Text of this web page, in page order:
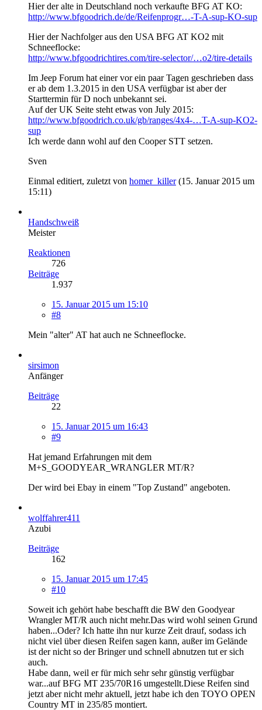
Hier der alte in Deutschland noch verkaufte BFG AT KO:
http://www.bfgoodrich.de/de/Reifenprogr…-T-A-sup-KO-sup
Hier der Nachfolger aus den USA BFG AT KO2 mit
Schneeflocke:
http://www.bfgoodrichtires.com/tire-selector/…o2/tire-details
Im Jeep Forum hat einer vor ein paar Tagen geschrieben dass
er ab dem 1.3.2015 in den USA verfügbar ist aber der
Starttermin für D noch unbekannt sei.
Auf der UK Seite steht etwas von July 2015:
http://www.bfgoodrich.co.uk/gb/ranges/4x4-…T-A-sup-KO2-
sup
Ich werde dann wohl auf den Cooper STT setzen.
Sven
Einmal editiert, zuletzt von homer_killer(15. Januar 2015 um
15:11)
Handschweiß
Meister
Reaktionen
726
Beiträge
1.937
15. Januar 2015 um 15:10
#8
Mein "alter" AT hat auch ne Schneeflocke.
sirsimon
Anfänger
Beiträge
22
15. Januar 2015 um 16:43
#9
Hat jemand Erfahrungen mit dem
M+S_GOODYEAR_WRANGLER MT/R?
Der wird bei Ebay in einem "Top Zustand" angeboten.
wolffahrer411
Azubi
Beiträge
162
15. Januar 2015 um 17:45
#10
Soweit ich gehört habe beschafft die BW den Goodyear
Wrangler MT/R auch nicht mehr.Das wird wohl seinen Grund
haben...Oder? Ich hatte ihn nur kurze Zeit drauf, sodass ich
nicht viel über diesen Reifen sagen kann, außer im Gelände
ist der nicht so der Bringer und schnell abnutzen tut er sich
auch.
Habe dann, weil er für mich sehr sehr günstig verfügbar
war...auf BFG MT 235/70R16 umgestellt.Diese Reifen sind
jetzt aber nicht mehr aktuell, jetzt habe ich den TOYO OPEN
Country MT in 235/85 montiert.